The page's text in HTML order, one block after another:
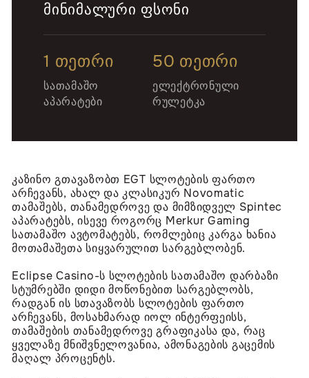
ᲛᲘᲜᲘᲛᲐᲚᲣᲠᲘ ᲤᲡᲝᲜᲘ
1 თეთრი
სათამაშო
აპარატები
50 თეთრი
ელექტრონული
რულეტკა
კაზინო გთავაზობთ EGT სლოტების ფართო
არჩევანს, ახალ და კლასიკურ Novomatic
თამაშებს, თანამედროვე და მიმზიდველ Spintec
აპარატებს, ისევე როგორც Merkur Gaming
სათამაშო ავტომატებს, რომლებიც კარგა ხანია
მოთამაშეთა სიყვარულით სარგებლობენ.
Eclipse Casino-ს სლოტების სათამაშო დარბაზი
სტუმრებში დიდი მოწონებით სარგებლობს,
რადგან ის სთავაზობს სლოტების ფართო
არჩევანს, მოსახმარად იოლ ინტერფეისს,
თამაშების თანამედროვე გრაფიკასა და, რაც
ყველაზე მნიშვნელოვანია, ამონაგების გაცემის
მაღალ პროცენტს.